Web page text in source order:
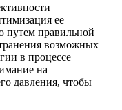
ее
путем правильной
возможных
в процессе
на
давления, чтобы